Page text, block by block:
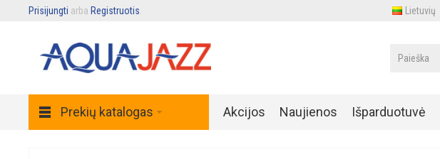
Prisijungti arba Registruotis Lietuvių
Prekių katalogas Akcijos Naujienos Išparduotuvė